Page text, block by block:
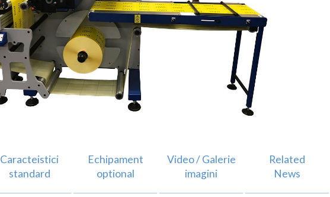
Caracteistici
standard
Echipament
optional
Video / Galerie
imagini
Related
News